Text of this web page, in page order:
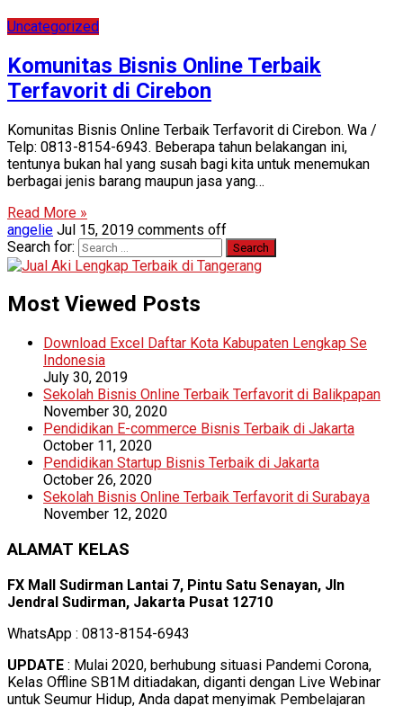
Uncategorized
Komunitas Bisnis Online Terbaik
Terfavorit di Cirebon
Komunitas Bisnis Online Terbaik Terfavorit di Cirebon. Wa /
Telp: 0813-8154-6943. Beberapa tahun belakangan ini,
tentunya bukan hal yang susah bagi kita untuk menemukan
berbagai jenis barang maupun jasa yang…
Read More »
angelie Jul 15, 2019 comments off
Search for:
Most Viewed Posts
Download Excel Daftar Kota Kabupaten Lengkap Se
Indonesia
July 30, 2019
Sekolah Bisnis Online Terbaik Terfavorit di Balikpapan
November 30, 2020
Pendidikan E-commerce Bisnis Terbaik di Jakarta
October 11, 2020
Pendidikan Startup Bisnis Terbaik di Jakarta
October 26, 2020
Sekolah Bisnis Online Terbaik Terfavorit di Surabaya
November 12, 2020
ALAMAT KELAS
FX Mall Sudirman Lantai 7, Pintu Satu Senayan, Jln
Jendral Sudirman, Jakarta Pusat 12710
WhatsApp : 0813-8154-6943
UPDATE : Mulai 2020, berhubung situasi Pandemi Corona,
Kelas Offline SB1M ditiadakan, diganti dengan Live Webinar
untuk Seumur Hidup, Anda dapat menyimak Pembelajaran